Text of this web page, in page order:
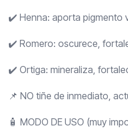
✔️ Henna: aporta pigmento
✔️ Romero: oscurece,
✔️ Ortiga: mineraliza,
📌 NO tiñe de inmediato,
🧴 MODO DE USO (muy